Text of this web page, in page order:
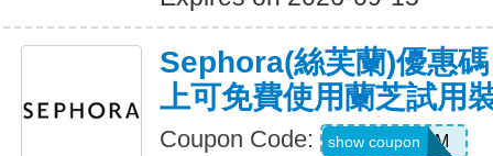
Sephora(絲芙蘭)優惠
上可免費使用蘭芝試用
Coupon Code: LANEIGEBM
show coupon